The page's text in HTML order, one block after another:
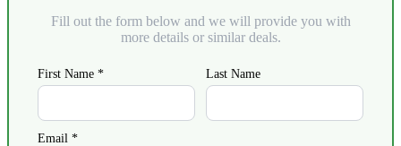
Fill out the form below and we will provide you with
more details or similar deals.
First Name * Last Name
Email *